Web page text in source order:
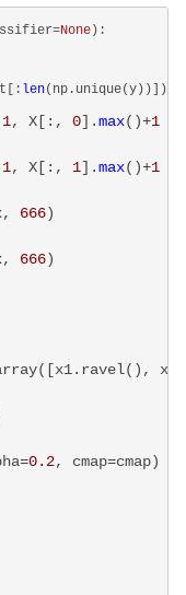
None ):
len
, X[:, 0].max()+1
, X[:, 1].max()+1
666)
666)
0.2, cmap=cmap)